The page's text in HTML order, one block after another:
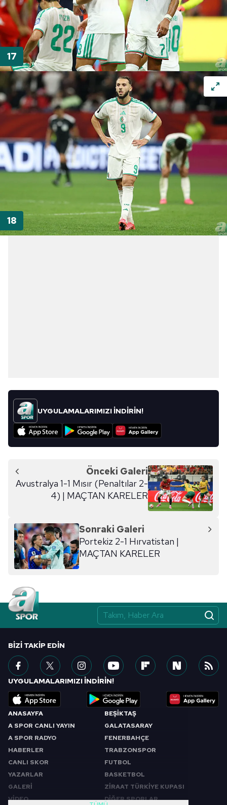
UYGULAMALARIMIZI İNDİRİN!
Önceki Galeri
Avustralya 1-1 Mısır (Penaltılar 2-
4) | MAÇTAN KARELER
Sonraki Galeri
Portekiz 2-1 Hırvatistan |
MAÇTAN KARELER
ANASAYFA
A SPOR CANLI YAYIN
A SPOR RADYO
HABERLER
CANLI SKOR
YAZARLAR
GALERİ
VİDEO
BEŞİKTAŞ
GALATASARAY
FENERBAHÇE
TRABZONSPOR
FUTBOL
BASKETBOL
ZİRAAT TÜRKİYE KUPASI
DİĞER SPORLAR
BIZI TAKIP EDIN
UYGULAMALARIMIZI İNDİRİN!